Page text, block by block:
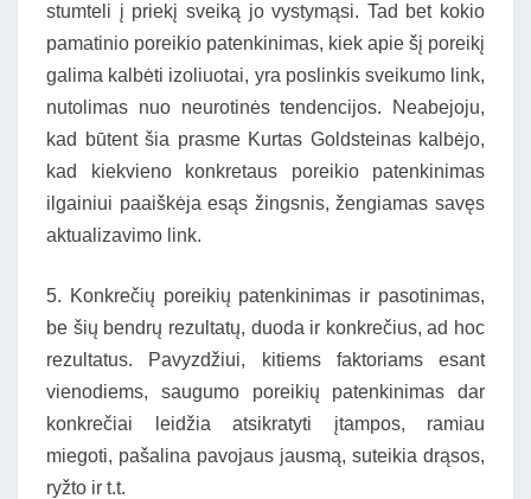
stumteli į priekį sveiką jo vystymąsi. Tad bet kokio
pamatinio poreikio patenkinimas, kiek apie šį poreikį
galima kalbėti izoliuotai, yra poslinkis sveikumo link,
nutolimas nuo neurotinės tendencijos. Neabejoju,
kad būtent šia prasme Kurtas Goldsteinas kalbėjo,
kad kiekvieno konkretaus poreikio patenkinimas
ilgainiui paaiškėja esąs žingsnis, žengiamas savęs
aktualizavimo link.
5. Konkrečių poreikių patenkinimas ir pasotinimas,
be šių bendrų rezultatų, duoda ir konkrečius, ad hoc
rezultatus. Pavyzdžiui, kitiems faktoriams esant
vienodiems, saugumo poreikių patenkinimas dar
konkrečiai leidžia atsikratyti įtampos, ramiau
miegoti, pašalina pavojaus jausmą, suteikia drąsos,
ryžto ir t.t.